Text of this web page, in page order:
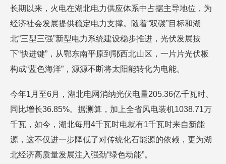
长期以来，火电在湖北电力供应体系中占据主导地位，为
经济社会发展提供稳定电力支撑。随着“双碳”目标和湖
北“三型三强”新型电力系统建设稳步推进，光伏发展按
下“快进键”，从鄂东南平原到鄂西北山区，一片片光伏板
构成“蓝色海洋”，源源不断将太阳能转化为电能。
今年1月至6月，湖北电网消纳光伏电量205.36亿千瓦时、
同比增长36.85%。据测算，加上全省风电装机1038.71万
千瓦，如今，湖北每用4千瓦时电就有1千瓦时来自新能
源，这不仅进一步降低了对传统化石能源的依赖，更为湖
北经济高质量发展注入强劲“绿色动能”。